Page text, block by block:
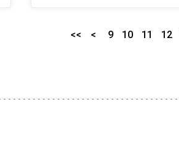
<< < 9 10 11 12